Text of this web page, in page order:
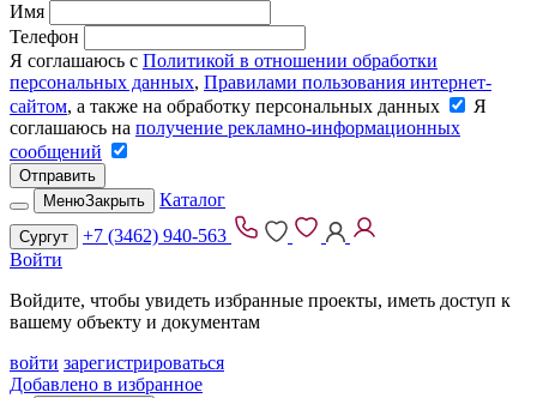
Имя
Телефон
Я соглашаюсь с Политикой в отношении обработки
персональных данных, Правилами пользования интернет-
сайтом, а также на обработку персональных данных
Я
соглашаюсь на получение рекламно-информационных
сообщений
Отправить
МенюЗакрыть Каталог
Сургут
+7 (3462) 940-563
Войти
Войдите, чтобы увидеть избранные проекты, иметь доступ к
вашему объекту и документам
войти зарегистрироваться
Добавлено в избранное